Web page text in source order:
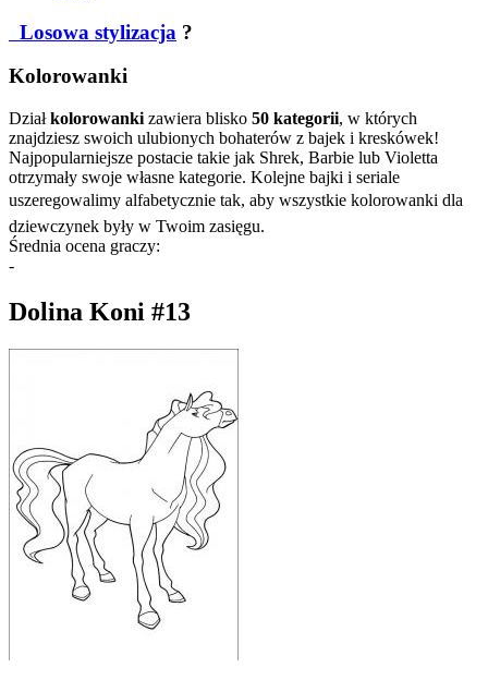
Losowa stylizacja ?
Kolorowanki
Działkolorowanki zawiera blisko 50 kategorii, w których
znajdziesz swoich ulubionych bohaterów z bajek i kreskówek!
Najpopularniejsze postacie takie jak Shrek, Barbie lub Violetta
otrzymały swoje własne kategorie. Kolejne bajki i seriale
uszeregowalimy alfabetycznie tak, aby wszystkie kolorowanki dla
dziewczynek były w Twoim zasięgu.
Średnia ocena graczy:
-
Dolina Koni #13